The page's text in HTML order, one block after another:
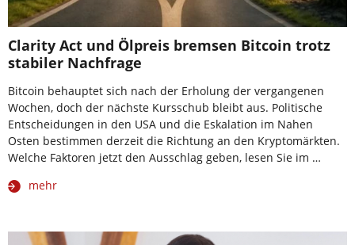
Clarity Act und Ölpreis bremsen Bitcoin trotz
stabiler Nachfrage
Bitcoin behauptet sich nach der Erholung der vergangenen
Wochen, doch der nächste Kursschub bleibt aus. Politische
Entscheidungen in den USA und die Eskalation im Nahen
Osten bestimmen derzeit die Richtung an den Kryptomärkten.
Welche Faktoren jetzt den Ausschlag geben, lesen Sie im …
mehr